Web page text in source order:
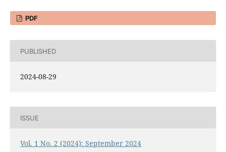
PDF
PUBLISHED
2024-08-29
ISSUE
Vol. 1 No. 2 (2024): September 2024